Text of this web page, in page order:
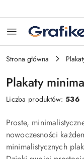
Strona główna
Plakaty
Liczba produktów:536
Proste,
nowoczesności
minimalistycznych